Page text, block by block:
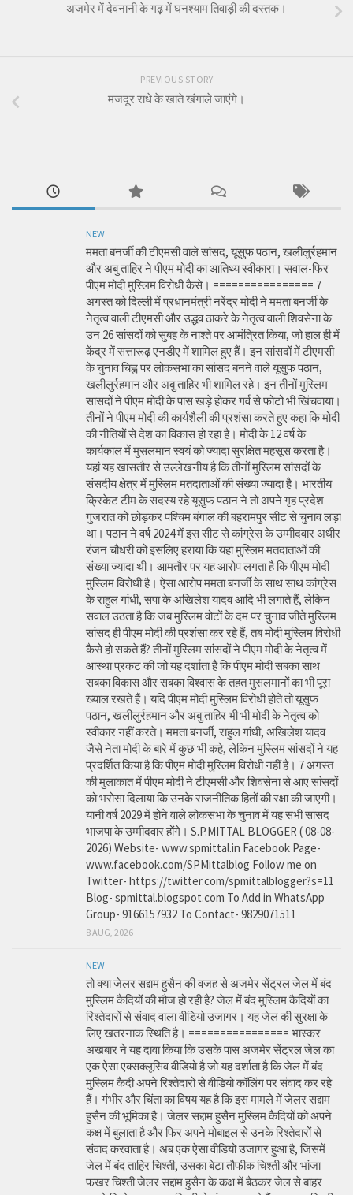
अजमेर में देवनानी के गढ़ में घनश्याम तिवाड़ी की दस्तक।
PREVIOUS STORY
मजदूर राधे के खाते खंगाले जाएंगे।
NEW
ममता बनर्जी की टीएमसी वाले सांसद, यूसुफ पठान, खलीलुर्रहमान
और अबु ताहिर ने पीएम मोदी का आतिथ्य स्वीकारा। सवाल-फिर
पीएम मोदी मुस्लिम विरोधी कैसे। ================ 7
अगस्त को दिल्ली में प्रधानमंत्री नरेंद्र मोदी ने ममता बनर्जी के
नेतृत्व वाली टीएमसी और उद्धव ठाकरे के नेतृत्व वाली शिवसेना के
उन 26 सांसदों को सुबह के नाश्ते पर आमंत्रित किया, जो हाल ही में
केंद्र में सत्तारूढ़ एनडीए में शामिल हुए हैं। इन सांसदों में टीएमसी
के चुनाव चिह्न पर लोकसभा का सांसद बनने वाले यूसुफ पठान,
खलीलुर्रहमान और अबु ताहिर भी शामिल रहे। इन तीनों मुस्लिम
सांसदों ने पीएम मोदी के पास खड़े होकर गर्व से फोटो भी खिंचवाया।
तीनों ने पीएम मोदी की कार्यशैली की प्रशंसा करते हुए कहा कि मोदी
की नीतियों से देश का विकास हो रहा है। मोदी के 12 वर्ष के
कार्यकाल में मुसलमान स्वयं को ज्यादा सुरक्षित महसूस करता है।
यहां यह खासतौर से उल्लेखनीय है कि तीनों मुस्लिम सांसदों के
संसदीय क्षेत्र में मुस्लिम मतदाताओं की संख्या ज्यादा है। भारतीय
क्रिकेट टीम के सदस्य रहे यूसुफ पठान ने तो अपने गृह प्रदेश
गुजरात को छोड़कर पश्चिम बंगाल की बहरामपुर सीट से चुनाव लड़ा
था। पठान ने वर्ष 2024 में इस सीट से कांग्रेस के उम्मीदवार अधीर
रंजन चौधरी को इसलिए हराया कि यहां मुस्लिम मतदाताओं की
संख्या ज्यादा थी। आमतौर पर यह आरोप लगता है कि पीएम मोदी
मुस्लिम विरोधी है। ऐसा आरोप ममता बनर्जी के साथ साथ कांग्रेस
के राहुल गांधी, सपा के अखिलेश यादव आदि भी लगाते हैं, लेकिन
सवाल उठता है कि जब मुस्लिम वोटों के दम पर चुनाव जीते मुस्लिम
सांसद ही पीएम मोदी की प्रशंसा कर रहे हैं, तब मोदी मुस्लिम विरोधी
कैसे हो सकते हैं? तीनों मुस्लिम सांसदों ने पीएम मोदी के नेतृत्व में
आस्था प्रकट की जो यह दर्शाता है कि पीएम मोदी सबका साथ
सबका विकास और सबका विश्वास के तहत मुसलमानों का भी पूरा
ख्याल रखते हैं। यदि पीएम मोदी मुस्लिम विरोधी होते तो यूसुफ
पठान, खलीलुर्रहमान और अबु ताहिर भी भी मोदी के नेतृत्व को
स्वीकार नहीं करते। ममता बनर्जी, राहुल गांधी, अखिलेश यादव
जैसे नेता मोदी के बारे में कुछ भी कहे, लेकिन मुस्लिम सांसदों ने यह
प्रदर्शित किया है कि पीएम मोदी मुस्लिम विरोधी नहीं है। 7 अगस्त
की मुलाकात में पीएम मोदी ने टीएमसी और शिवसेना से आए सांसदों
को भरोसा दिलाया कि उनके राजनीतिक हितों की रक्षा की जाएगी।
यानी वर्ष 2029 में होने वाले लोकसभा के चुनाव में यह सभी सांसद
भाजपा के उम्मीदवार होंगे। S.P.MITTAL BLOGGER ( 08-08-
2026) Website- www.spmittal.in Facebook Page-
www.facebook.com/SPMittalblog Follow me on
Twitter- https://twitter.com/spmittalblogger?s=11
Blog- spmittal.blogspot.com To Add in WhatsApp
Group- 9166157932 To Contact- 9829071511
8 AUG, 2026
NEW
तो क्या जेलर सद्दाम हुसैन की वजह से अजमेर सेंट्रल जेल में बंद
मुस्लिम कैदियों की मौज हो रही है? जेल में बंद मुस्लिम कैदियों का
रिश्तेदारों से संवाद वाला वीडियो उजागर। यह जेल की सुरक्षा के
लिए खतरनाक स्थिति है। ================ भास्कर
अखबार ने यह दावा किया कि उसके पास अजमेर सेंट्रल जेल का
एक ऐसा एक्सक्लूसिव वीडियो है जो यह दर्शाता है कि जेल में बंद
मुस्लिम कैदी अपने रिश्तेदारों से वीडियो कॉलिंग पर संवाद कर रहे
हैं। गंभीर और चिंता का विषय यह है कि इस मामले में जेलर सद्दाम
हुसैन की भूमिका है। जेलर सद्दाम हुसैन मुस्लिम कैदियों को अपने
कक्ष में बुलाता है और फिर अपने मोबाइल से उनके रिश्तेदारों से
संवाद करवाता है। अब एक ऐसा वीडियो उजागर हुआ है, जिसमें
जेल में बंद ताहिर चिश्ती, उसका बेटा तौफीक चिश्ती और भांजा
फखर चिश्ती जेलर सद्दाम हुसैन के कक्ष में बैठकर जेल से बाहर